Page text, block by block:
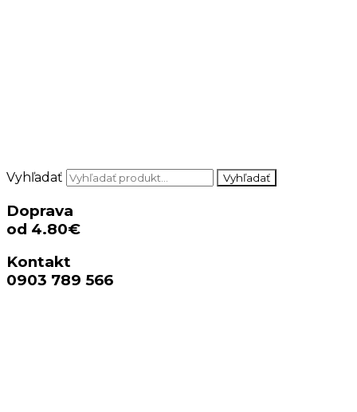
Vyhľadať Vyhľadať
Doprava
od 4.80€
Kontakt
0903 789 566